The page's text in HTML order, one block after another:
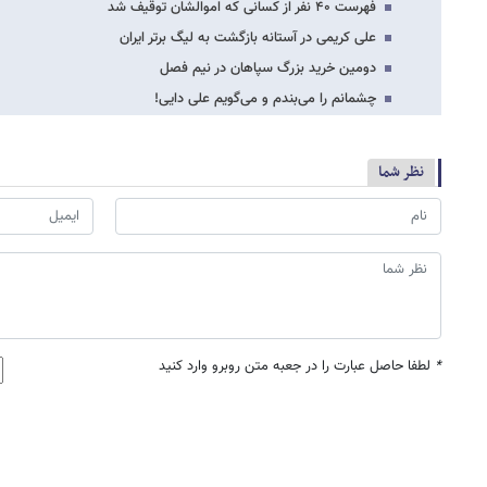
فهرست ۴۰ نفر از کسانی که اموالشان توقیف شد
علی کریمی در آستانه بازگشت به لیگ برتر ایران
دومین خرید بزرگ سپاهان در نیم فصل
چشمانم را می‌بندم و می‌گویم علی دایی!
نظر شما
* لطفا حاصل عبارت را در جعبه متن روبرو وارد کنید